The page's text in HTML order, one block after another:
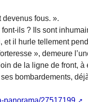
fous. ».
ils ? Ils sont
et il hurle tellement
», demeure
de la ligne de front,
bombardements,